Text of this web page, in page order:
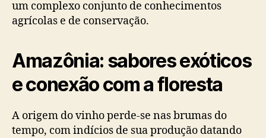
um complexo conjunto de conhecimentos
agrícolas e de conservação.
Amazônia: sabores exóticos
e conexão com a floresta
A origem do vinho perde-se nas brumas do
tempo, com indícios de sua produção datando